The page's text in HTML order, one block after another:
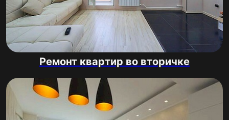
Ремонт квартир во вторичке